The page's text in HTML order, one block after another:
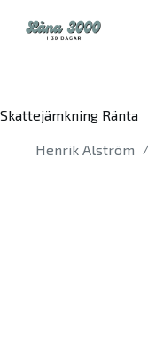
c
Skattejämkning Ränta
Henrik Alström